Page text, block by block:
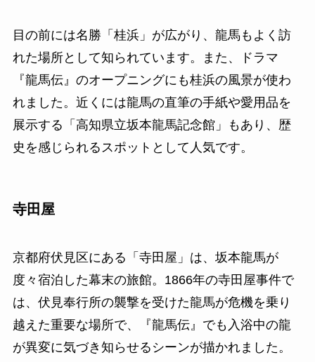
目の前には名勝「桂浜」が広がり、龍馬もよく訪
れた場所として知られています。また、ドラマ
『龍馬伝』のオープニングにも桂浜の風景が使わ
れました。近くには龍馬の直筆の手紙や愛用品を
展示する「高知県立坂本龍馬記念館」もあり、歴
史を感じられるスポットとして人気です。
寺田屋
京都府伏見区にある「寺田屋」は、坂本龍馬が
度々宿泊した幕末の旅館。1866年の寺田屋事件で
は、伏見奉行所の襲撃を受けた龍馬が危機を乗り
越えた重要な場所で、『龍馬伝』でも入浴中の龍
が異変に気づき知らせるシーンが描かれました。